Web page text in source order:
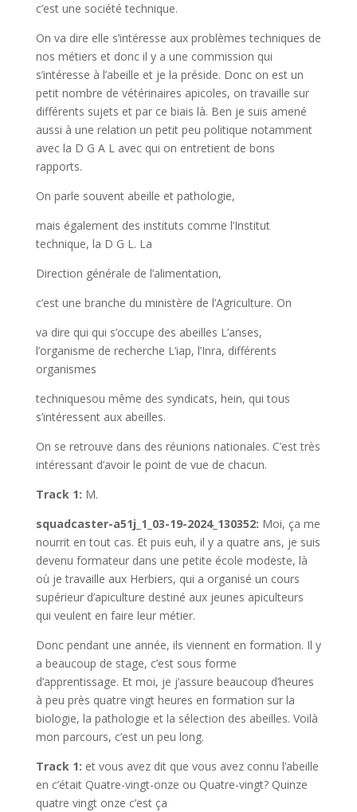
c’est une société technique.
On va dire elle s’intéresse aux problèmes techniques de
nos métiers et donc il y a une commission qui
s’intéresse à l’abeille et je la préside. Donc on est un
petit nombre de vétérinaires apicoles, on travaille sur
différents sujets et par ce biais là. Ben je suis amené
aussi à une relation un petit peu politique notamment
avec la D G A L avec qui on entretient de bons
rapports.
On parle souvent abeille et pathologie,
mais également des instituts comme l’Institut
technique, la D G L. La
Direction générale de l’alimentation,
c’est une branche du ministère de l’Agriculture. On
va dire qui qui s’occupe des abeilles L’anses,
l’organisme de recherche L’iap, l’Inra, différents
organismes
techniquesou même des syndicats, hein, qui tous
s’intéressent aux abeilles.
On se retrouve dans des réunions nationales. C’est très
intéressant d’avoir le point de vue de chacun.
Track 1: M.
squadcaster-a51j_1_03-19-2024_130352: Moi, ça me
nourrit en tout cas. Et puis euh, il y a quatre ans, je suis
devenu formateur dans une petite école modeste, là
où je travaille aux Herbiers, qui a organisé un cours
supérieur d’apiculture destiné aux jeunes apiculteurs
qui veulent en faire leur métier.
Donc pendant une année, ils viennent en formation. Il y
a beaucoup de stage, c’est sous forme
d’apprentissage. Et moi, je j’assure beaucoup d’heures
à peu près quatre vingt heures en formation sur la
biologie, la pathologie et la sélection des abeilles. Voilà
mon parcours, c’est un peu long.
Track 1: et vous avez dit que vous avez connu l’abeille
en c’était Quatre-vingt-onze ou Quatre-vingt? Quinze
quatre vingt onze c’est ça